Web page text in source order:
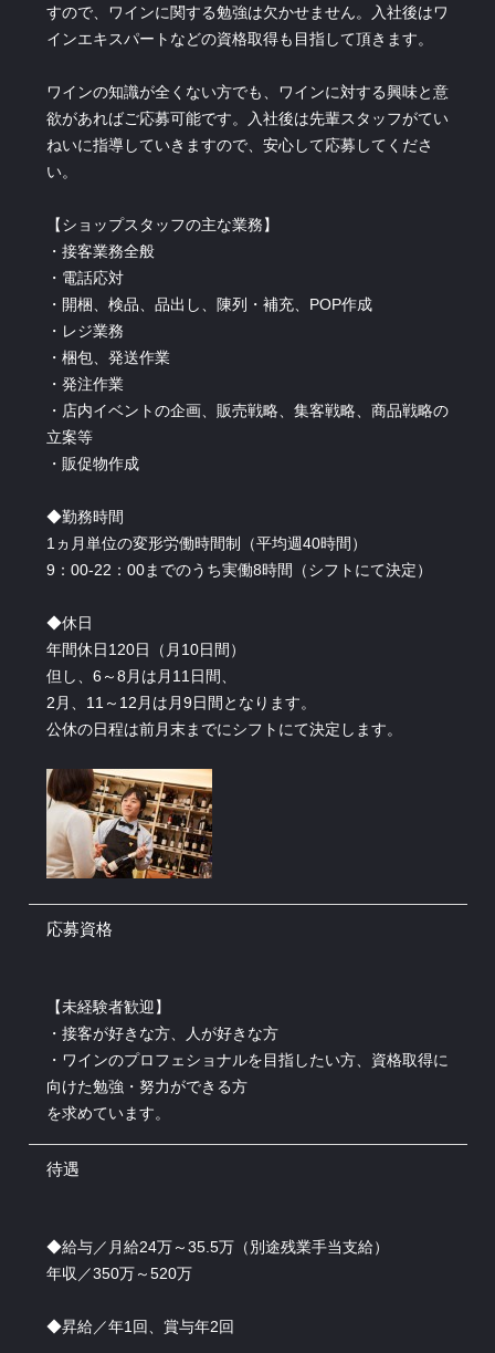
すので、ワインに関する勉強は欠かせません。入社後はワ
インエキスパートなどの資格取得も目指して頂きます。
ワインの知識が全くない方でも、ワインに対する興味と意
欲があればご応募可能です。入社後は先輩スタッフがてい
ねいに指導していきますので、安心して応募してくださ
い。
【ショップスタッフの主な業務】
・接客業務全般
・電話応対
・開梱、検品、品出し、陳列・補充、POP作成
・レジ業務
・梱包、発送作業
・発注作業
・店内イベントの企画、販売戦略、集客戦略、商品戦略の
立案等
・販促物作成
◆勤務時間
1ヵ月単位の変形労働時間制（平均週40時間）
9：00-22：00までのうち実働8時間（シフトにて決定）
◆休日
年間休日120日（月10日間）
但し、6～8月は月11日間、
2月、11～12月は月9日間となります。
公休の日程は前月末までにシフトにて決定します。
応募資格
【未経験者歓迎】
・接客が好きな方、人が好きな方
・ワインのプロフェショナルを目指したい方、資格取得に
向けた勉強・努力ができる方
を求めています。
待遇
◆給与／月給24万～35.5万（別途残業手当支給）
年収／350万～520万
◆昇給／年1回、賞与年2回